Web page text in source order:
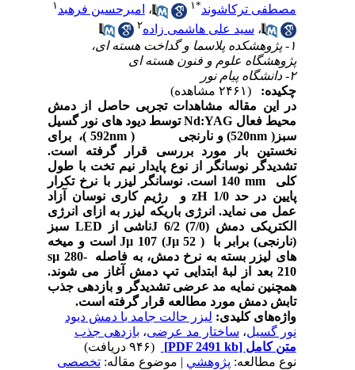
مصطفی ترکاشوند*۱ ،امیرحسین فرهبد ۱
،سید علی هاشمی زاده
۱- پژوهشکده پلاسما و گداخت هسته ای،
پژوهشگاه علوم و فنون هسته ای
چکیده:
در این مقاله مشاهدات تجربی حاصل از دمش
محیط فعال Nd:YAGتوسط دیود های نور گسیل
سبز(nm
520
(و نارنجی ( nm
592
(، برای
نخستین بار مورد بررسی قرار گرفته است.
تشدیدگر نوسانگر از نوع پایدار نیم تخت با طول
کلی mm
140 است. نوسانگر لیزر با نرخ تکرار
پایین در حد zH 1/0 و رژیم کاری نوسان آزاد
عمل می نماید. انرژی باریکه لیزر به ازای انرژی
الکتریکی دمش J 6/2 (7/0)ناشی از
LEDسبز
(نارنجی) برابر با J
µ107 (J µ
52 ) است و میخه
های لیزر بسته به نرخ دمش، به فاصله s
µ280-
210 بعد از لبۀ ابتدایی تپ دمش آغاز می شوند.
همچنین نمایه مد عرضی تشدیدگر و بازدهی جذب
تابش دمش مورد مطالعه قرار گرفته است.
واژه‌های کلیدی:لیزر حالت جامد با دمش دیود
نور گسیل،ساختار مد عرضی،بازدهی جذب
متن کامل[PDF 2491 kb]
نوع مطالعه:پژوهشي| موضوع مقاله:تخصصی